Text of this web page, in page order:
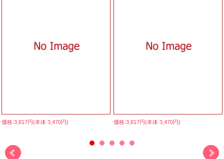
価格:3,817円(本体 3,470円) 価格:3,817円(本体 3,470円)